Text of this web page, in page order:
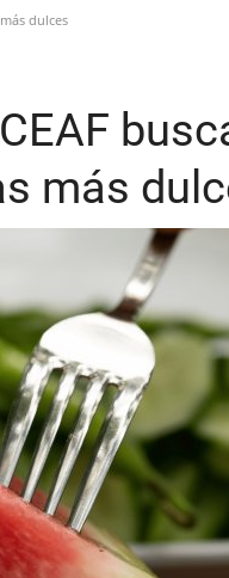
dulces
más